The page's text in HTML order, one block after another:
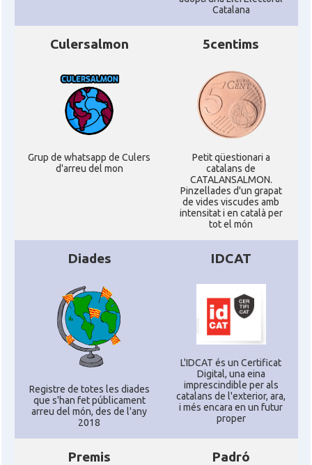
Catalana
Culersalmon
Grup de whatsapp de Culers
d'arreu del mon
5centims
Petit qüestionari a
catalans de
CATALANSALMON.
Pinzellades d'un grapat
de vides viscudes amb
intensitat i en català per
tot el món
Diades
Registre de totes les diades
que s'han fet públicament
arreu del món, des de l'any
2018
IDCAT
L'IDCAT és un Certificat
Digital, una eina
imprescindible per als
catalans de l'exterior, ara,
i més encara en un futur
proper
Premis Padró